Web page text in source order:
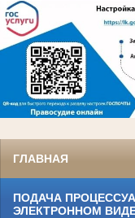
ГЛАВНАЯ
ПОДАЧА
ЭЛЕКТРОННОМ